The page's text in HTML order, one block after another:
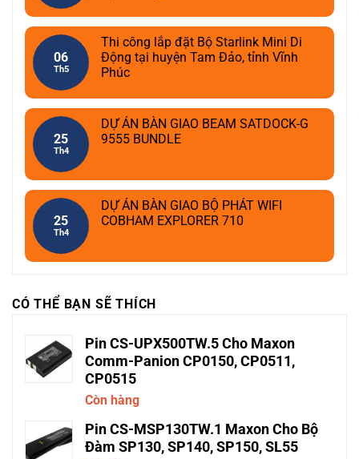
06
Th5
Thi công lắp đặt Bộ Starlink Mini Di
Động tại huyện Tam Đảo, tỉnh Vĩnh
Phúc
25
Th4
DỰ ÁN BÀN GIAO BEAM SATDOCK-G
9555 BUNDLE
25
Th4
DỰ ÁN BÀN GIAO BỘ PHÁT WIFI
COBHAM EXPLORER 710
CÓ THỂ BẠN SẼ THÍCH
Pin CS-UPX500TW.5 Cho Maxon
Comm-Panion CP0150, CP0511,
CP0515
Còn hàng
Pin CS-MSP130TW.1 Maxon Cho Bộ
Đàm SP130, SP140, SP150, SL55